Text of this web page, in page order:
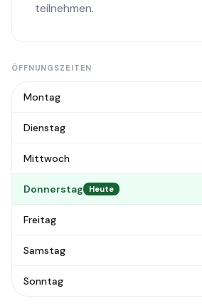
teilnehmen.
ÖFFNUNGSZEITEN
Montag
Dienstag
Mittwoch
Donnerstag Heute
Freitag
Samstag
Sonntag